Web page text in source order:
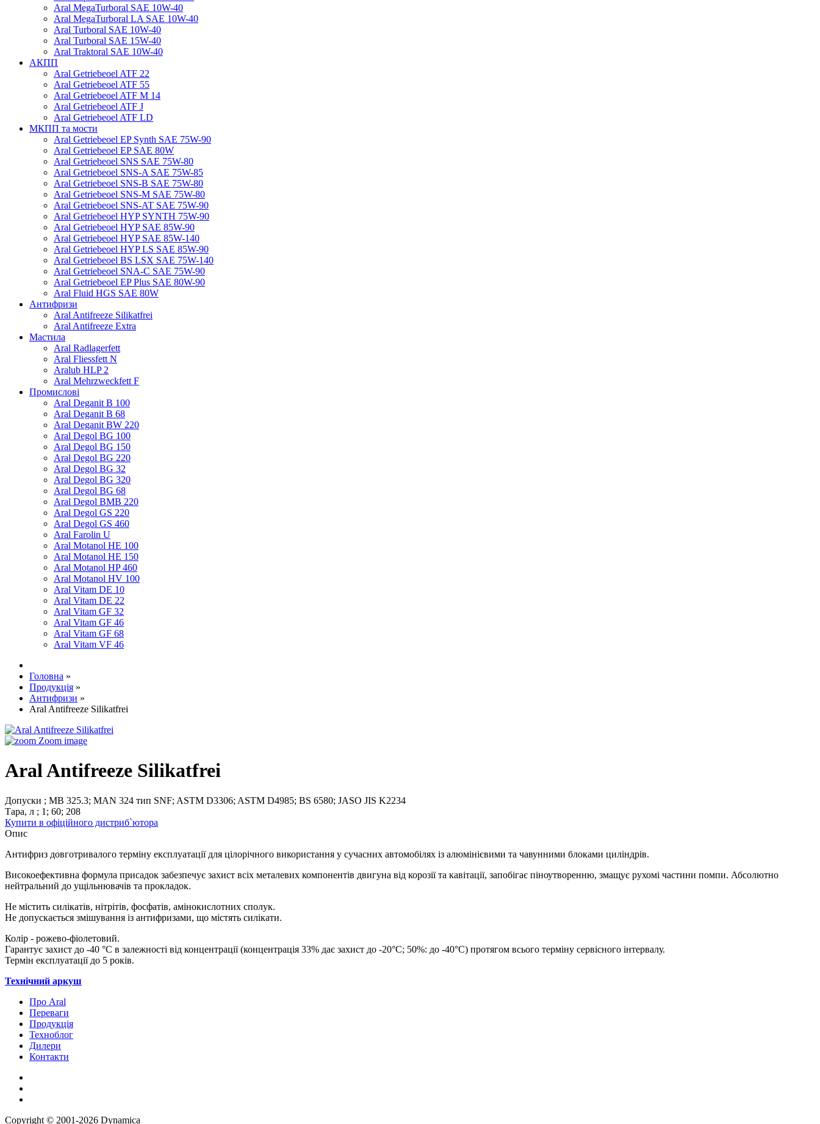
Aral MegaTurboral SAE 10W-40
Aral MegaTurboral LA SAE 10W-40
Aral Turboral SAE 10W-40
Aral Turboral SAE 15W-40
Aral Traktoral SAE 10W-40
АКПП
Aral Getriebeoel ATF 22
Aral Getriebeoel ATF 55
Aral Getriebeoel ATF М 14
Aral Getriebeoel ATF J
Aral Getriebeoel ATF LD
МКПП та мости
Aral Getriebeoel EP Synth SAE 75W-90
Aral Getriebeoel EP SAE 80W
Aral Getriebeoel SNS SAE 75W-80
Aral Getriebeoel SNS-A SAE 75W-85
Aral Getriebeoel SNS-B SAE 75W-80
Aral Getriebeoel SNS-M SAE 75W-80
Aral Getriebeoel SNS-AT SAE 75W-90
Aral Getriebeoel HYP SYNTH 75W-90
Aral Getriebeoel HYP SAE 85W-90
Aral Getriebeoel HYP SAE 85W-140
Aral Getriebeoel HYP LS SAE 85W-90
Aral Getriebeoel BS LSX SAE 75W-140
Aral Getriebeoel SNA-C SAE 75W-90
Aral Getriebeoel EP Plus SAE 80W-90
Aral Fluid HGS SAE 80W
Антифризи
Aral Antifreeze Silikatfrei
Aral Antifreeze Extra
Мастила
Aral Radlagerfett
Aral Fliessfett N
Aralub HLP 2
Aral Mehrzweckfett F
Промислові
Aral Deganit B 100
Aral Deganit B 68
Aral Deganit BW 220
Aral Degol BG 100
Aral Degol BG 150
Aral Degol BG 220
Aral Degol BG 32
Aral Degol BG 320
Aral Degol BG 68
Aral Degol BMB 220
Aral Degol GS 220
Aral Degol GS 460
Aral Farolin U
Aral Motanol HE 100
Aral Motanol HE 150
Aral Motanol HP 460
Aral Motanol HV 100
Aral Vitam DE 10
Aral Vitam DE 22
Aral Vitam GF 32
Aral Vitam GF 46
Aral Vitam GF 68
Aral Vitam VF 46
Головна »
Продукція »
Антифризи »
Aral Antifreeze Silikatfrei
Zoom image
Aral Antifreeze Silikatfrei
Допуски ; MB 325.3; MAN 324 тип SNF; ASTM D3306; ASTM D4985; BS 6580; JASO JIS K2234
Тара, л ; 1 ; 60; 208
Купити в офіційного дистриб`ютора
Опис
Антифриз довготривалого терміну експлуатації для цілорічного використання у сучасних автомобілях із алюмінієвими та чавунними блоками циліндрів.
Високоефективна формула присадок забезпечує захист всіх металевих компонентів двигуна від корозії та кавітації, запобігає піноутворенню, змащує рухомі частини помпи. Абсолютно
нейтральний до ущільнювачів та прокладок.
Не містить силікатів, нітрітів, фосфатів, амінокислотних сполук.
Не допускається змішування із антифризами, що містять силікати.
Колір - рожево-фіолетовий.
Гарантує захист до -40 °С в залежності від концентрації (концентрація 33% дає захист до -20°С; 50%: до -40°С) протягом всього терміну сервісного інтервалу.
Термін експлуатації до 5 років.
Технічний аркуш
Про Aral
Переваги
Продукція
Техноблог
Дилери
Контакти
Copyright © 2001-2026 Dynamica